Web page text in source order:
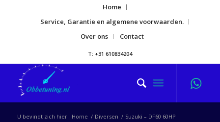
Home
Service, Garantie en algemene voorwaarden.
Over ons
Contact
T: +31 610834204
U bevindt zich hier: Home / Diversen / Suzuki – DF60 60HP